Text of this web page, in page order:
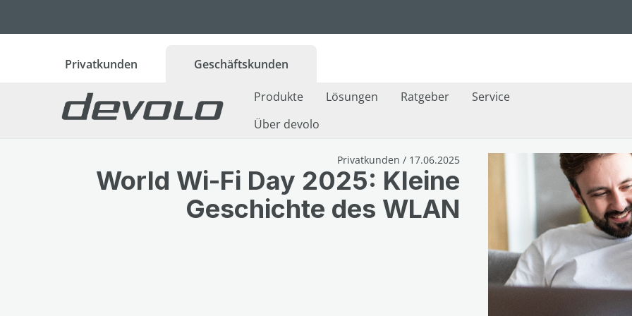
Privatkunden Geschäftskunden
Produkte Lösungen Ratgeber
Service
Über devolo
Privatkunden / 17.06.2025
World Wi-Fi Day 2025: Kleine
Geschichte des WLAN